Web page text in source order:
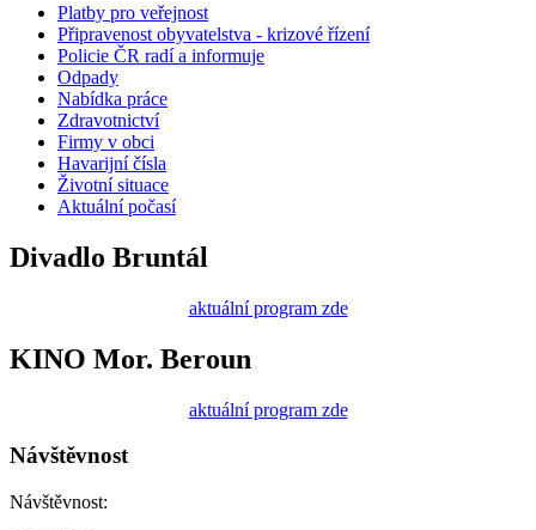
Platby pro veřejnost
Připravenost obyvatelstva - krizové řízení
Policie ČR radí a informuje
Odpady
Nabídka práce
Zdravotnictví
Firmy v obci
Havarijní čísla
Životní situace
Aktuální počasí
Divadlo Bruntál
aktuální program zde
KINO Mor. Beroun
aktuální program zde
Návštěvnost
Návštěvnost: